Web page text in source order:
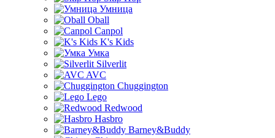
Умница
Oball
Canpol
K's Kids
Умка
Silverlit
AVC
Chuggington
Lego
Redwood
Hasbro
Barney&Buddy